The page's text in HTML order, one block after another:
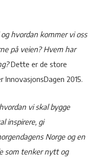
hvordan kommer vi oss
på veien? Hvem har
Dette er de store
InnovasjonsDagen 2015.
vi skal bygge
inspirere, gi
Norge og en
som tenker nytt og